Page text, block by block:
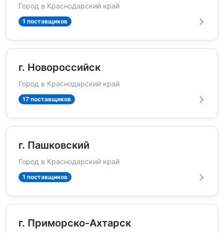
Город в Краснодарский край
1 поставщиков
г. Новороссийск
Город в Краснодарский край
17 поставщиков
г. Пашковский
Город в Краснодарский край
1 поставщиков
г. Приморско-Ахтарск